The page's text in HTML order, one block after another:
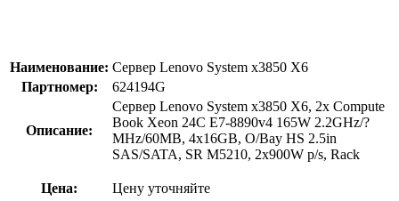
Наименование: Сервер Lenovo System x3850 X6
Партномер:
624194G
Описание:
Сервер Lenovo System x3850 X6, 2x Compute
Book Xeon 24C E7-8890v4 165W 2.2GHz/?
MHz/60MB, 4x16GB, O/Bay HS 2.5in
SAS/SATA, SR M5210, 2x900W p/s, Rack
Цена: Цену уточняйте